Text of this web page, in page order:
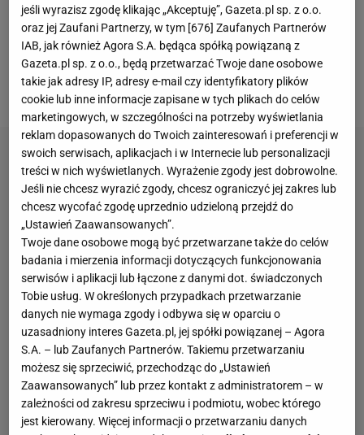
piątek po tie-breaku. Słoweńcy pozostali zaś
niepokonani. Niewiele jednak brakowało, by ten
status stracili już w sobotę. Wtedy dość
nieoczekiwanie postawiła im się drużyna z Kuby.
jeśli wyrazisz zgodę klikając „Akceptuję”, Gazeta.pl sp. z o.o.
oraz jej Zaufani Partnerzy, w tym [676] Zaufanych Partnerów
IAB, jak również Agora S.A. będąca spółką powiązaną z
Gazeta.pl sp. z o.o., będą przetwarzać Twoje dane osobowe
takie jak adresy IP, adresy e-mail czy identyfikatory plików
cookie lub inne informacje zapisane w tych plikach do celów
marketingowych, w szczególności na potrzeby wyświetlania
reklam dopasowanych do Twoich zainteresowań i preferencji w
swoich serwisach, aplikacjach i w Internecie lub personalizacji
treści w nich wyświetlanych. Wyrażenie zgody jest dobrowolne.
Jeśli nie chcesz wyrazić zgody, chcesz ograniczyć jej zakres lub
chcesz wycofać zgodę uprzednio udzieloną przejdź do
„Ustawień Zaawansowanych”.
Twoje dane osobowe mogą być przetwarzane także do celów
badania i mierzenia informacji dotyczących funkcjonowania
serwisów i aplikacji lub łączone z danymi dot. świadczonych
Tobie usług. W określonych przypadkach przetwarzanie
danych nie wymaga zgody i odbywa się w oparciu o
uzasadniony interes Gazeta.pl, jej spółki powiązanej – Agora
S.A. – lub Zaufanych Partnerów. Takiemu przetwarzaniu
możesz się sprzeciwić, przechodząc do „Ustawień
Zaawansowanych” lub przez kontakt z administratorem – w
zależności od zakresu sprzeciwu i podmiotu, wobec którego
jest kierowany. Więcej informacji o przetwarzaniu danych